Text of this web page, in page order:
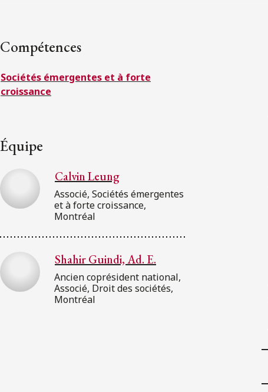
Compétences
Sociétés émergentes et à forte
croissance
Équipe
Calvin Leung
Associé, Sociétés émergentes
et à forte croissance,
Montréal
Shahir Guindi, Ad. E.
Ancien coprésident national,
Associé, Droit des sociétés,
Montréal